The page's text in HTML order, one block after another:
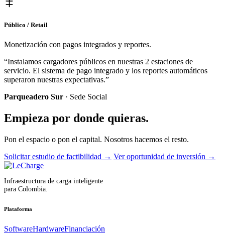
Público / Retail
Monetización con pagos integrados y reportes.
“Instalamos cargadores públicos en nuestras 2 estaciones de
servicio. El sistema de pago integrado y los reportes automáticos
superaron nuestras expectativas.”
Parqueadero Sur · Sede Social
Empieza por donde quieras.
Pon el espacio o pon el capital. Nosotros hacemos el resto.
Solicitar estudio de factibilidad → Ver oportunidad de inversión →
Infraestructura de carga inteligente
para Colombia.
Plataforma
SoftwareHardwareFinanciación